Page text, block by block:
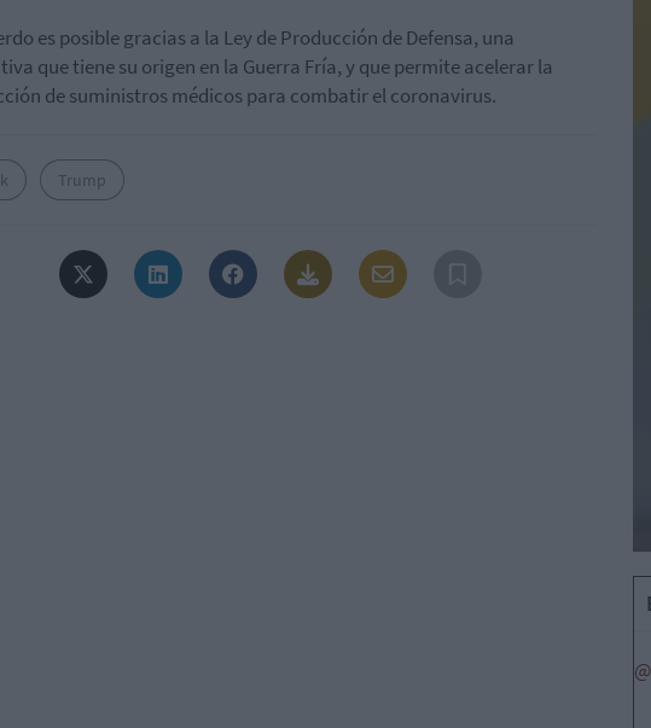
es posible gracias a la Ley de Producción de Defensa, una
que tiene su origen en la Guerra Fría, y que permite acelerar la
de suministros médicos para combatir el coronavirus.
Trump